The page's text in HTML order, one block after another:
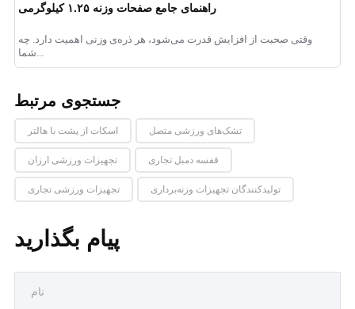
راهنمای جامع صفحات وزنه ۱.۲۵ کیلوگرمی
وقتی صحبت از افزایش قدرت می‌شود، هر ذره‌ی وزنی اهمیت دارد. چه
جستجوی مرتبط
اسکات از پشت با هالتر تشک‌های ورزشی متصل
تجهیزات ورزشی ارزان قفسه دمبل تجاری
تجهیزات ورزشی تجاری تولیدکنندگان تجهیزات وزنه‌برداری
پیام بگذارید